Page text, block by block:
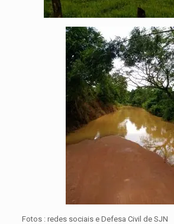
Fotos : redes sociais e Defesa Civil de SJN